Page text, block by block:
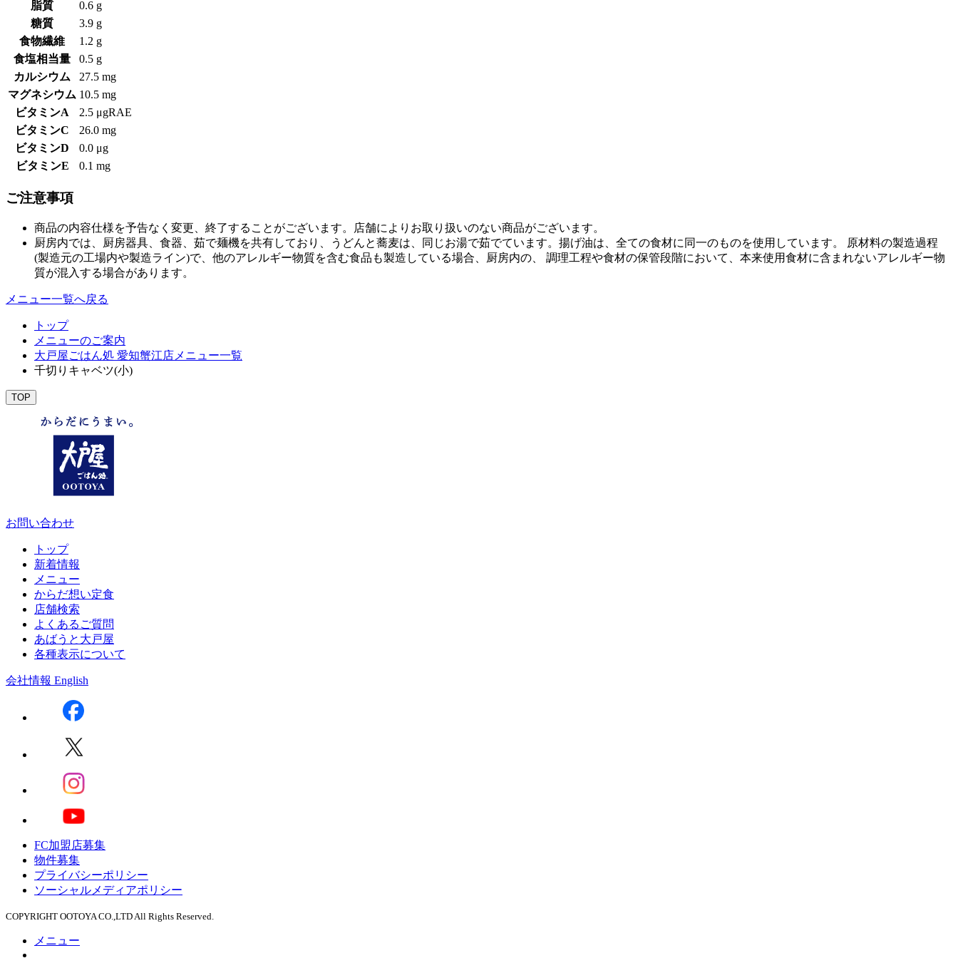
脂質
0.6 g
糖質
3.9 g
食物繊維
1.2 g
食塩相当量
0.5 g
カルシウム
27.5 mg
マグネシウム 10.5 mg
ビタミンA
2.5 μgRAE
ビタミンC
26.0 mg
ビタミンD
0.0 μg
ビタミンE
0.1 mg
ご注意事項
商品の内容仕様を予告なく変更、終了することがございます。店舗によりお取り扱いのない商品がございます。
厨房内では、厨房器具、食器、茹で麺機を共有しており、うどんと蕎麦は、同じお湯で茹でています。揚げ油は、全ての食材に同一のものを使用しています。 原材料の製造過程
(製造元の工場内や製造ライン)で、他のアレルギー物質を含む食品も製造している場合、厨房内の、 調理工程や食材の保管段階において、本来使用食材に含まれないアレルギー物
質が混入する場合があります。
メニュー一覧へ戻る
トップ
メニューのご案内
大戸屋ごはん処 愛知蟹江店メニュー一覧
千切りキャベツ(小)
TOP
お問い合わせ
トップ
新着情報
メニュー
からだ想い定食
店舗検索
よくあるご質問
あばうと大戸屋
各種表示について
会社情報 English
FC加盟店募集
物件募集
プライバシーポリシー
ソーシャルメディアポリシー
COPYRIGHT OOTOYA CO.,LTD All Rights Reserved.
メニュー